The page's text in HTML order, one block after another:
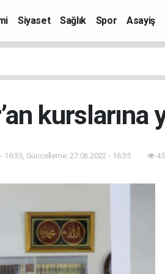
Siyaset Sağlık Spor Asayiş
kurslarına
Güncelleme: 27.06.2022 - 16:35